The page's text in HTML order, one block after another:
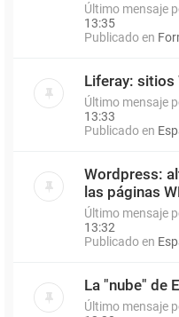
Último mensaje
13:35
Publicado en
Liferay: sitios
Último mensaje
13:33
Publicado en
Wordpress:
las páginas
Último mensaje
13:32
Publicado en
La "nube" de
Último mensaje